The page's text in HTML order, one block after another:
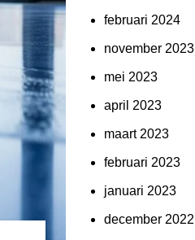
februari 2024
november 2023
mei 2023
april 2023
maart 2023
februari 2023
januari 2023
december 2022